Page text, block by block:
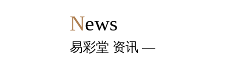
News
易彩堂 资讯 —